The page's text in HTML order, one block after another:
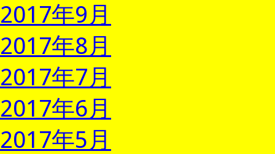
2017年9月
2017年8月
2017年7月
2017年6月
2017年5月